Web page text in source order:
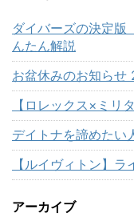
ダイバーズの決定
んたん解説
お盆休みのお知ら
【ロレックス×ミリ
デイトナを諦めたい
【ルイヴィトン】
アーカイブ